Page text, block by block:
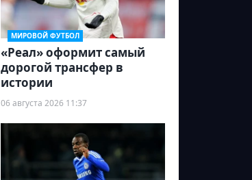
МИРОВОЙ ФУТБОЛ
«Реал» оформит самый
дорогой трансфер в
истории
06 августа 2026 11:37